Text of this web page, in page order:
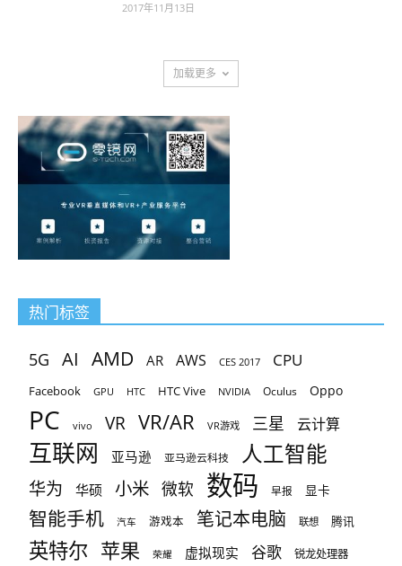
2017年11月13日
加载更多
热门标签
5G AI AMD AR AWS CES 2017 CPU
Facebook GPU HTC HTC Vive NVIDIA Oculus Oppo
PC vivo VR VR/AR VR游戏 三星 云计算
互联网 亚马逊 亚马逊云科技 人工智能
华为 华硕 小米 微软 数码 早报 显卡
智能手机 汽车 游戏本 笔记本电脑 联想 腾讯
英特尔 苹果 荣耀 虚拟现实 谷歌 锐龙处理器